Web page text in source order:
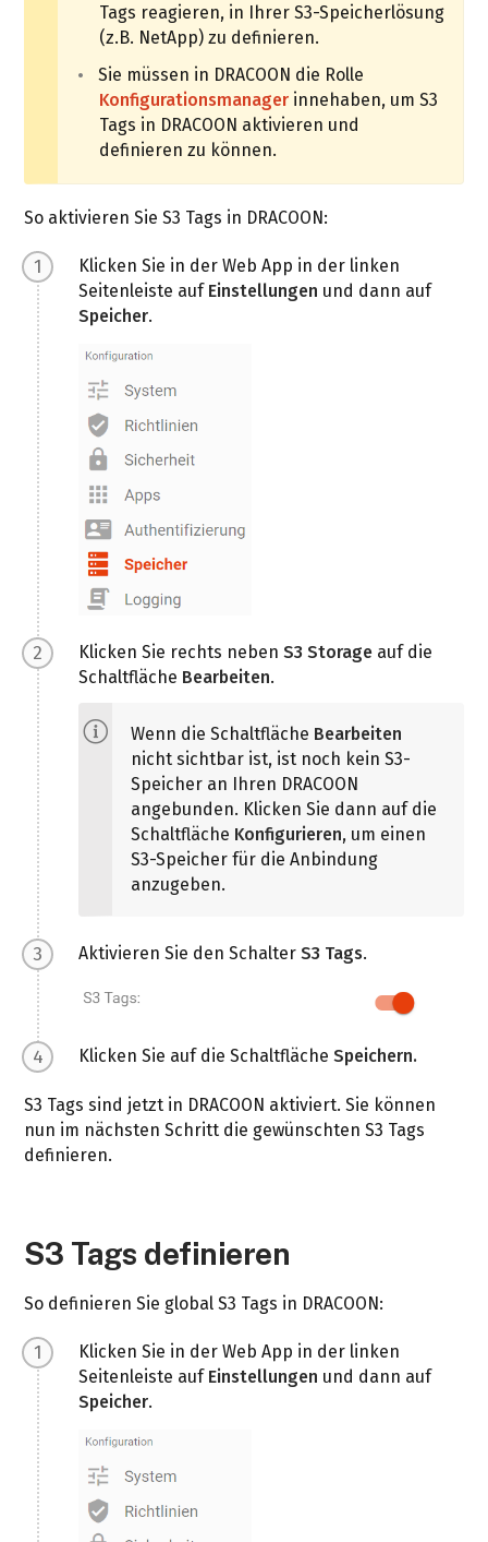
Tags reagieren, in Ihrer S3-Speicherlösung
(z.B. NetApp) zu definieren.
Sie müssen in DRACOON die Rolle
Konfigurationsmanager innehaben, um S3
Tags in DRACOON aktivieren und
definieren zu können.
So aktivieren Sie S3 Tags in DRACOON:
Klicken Sie in der Web App in der linken
Seitenleiste auf Einstellungen und dann auf
Speicher.
Klicken Sie rechts nebenS3 Storage auf die
Schaltfläche Bearbeiten.
Wenn die Schaltfläche Bearbeiten
nicht sichtbar ist, ist noch kein S3-
Speicher an Ihren DRACOON
angebunden. Klicken Sie dann auf die
Schaltfläche Konfigurieren, um einen
S3-Speicher für die Anbindung
anzugeben.
Aktivieren Sie den SchalterS3 Tags.
Klicken Sie auf die SchaltflächeSpeichern.
S3 Tags sind jetzt in DRACOON aktiviert. Sie können
nun im nächsten Schritt die gewünschten S3 Tags
definieren.
S3 Tags definieren
So definieren Sie global S3 Tags in DRACOON:
Klicken Sie in der Web App in der linken
Seitenleiste auf Einstellungen und dann auf
Speicher.